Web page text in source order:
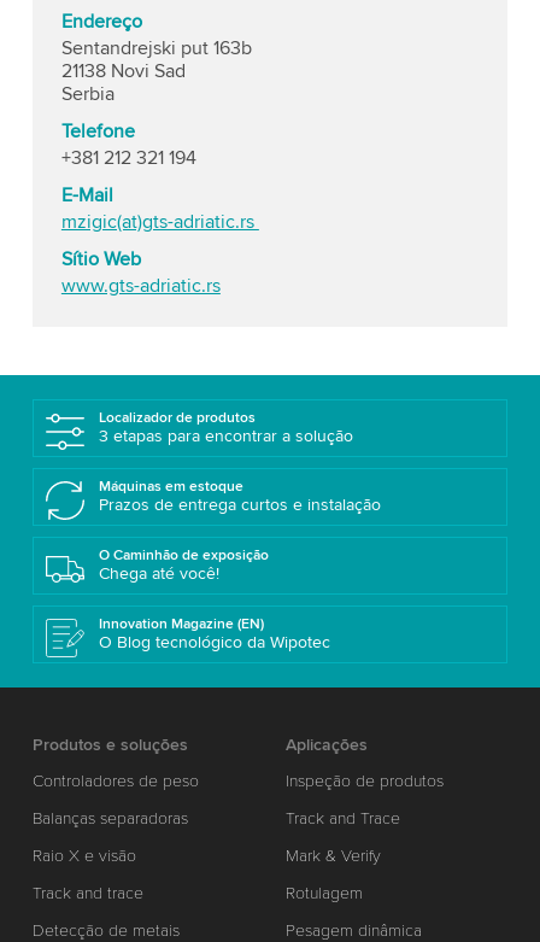
Endereço
Sentandrejski put 163b
21138 Novi Sad
Serbia
Telefone
+381 212 321 194
E-Mail
mzigic(at)gts-adriatic.rs
Sítio Web
www.gts-adriatic.rs
Localizador de produtos
3 etapas para encontrar a solução
Máquinas em estoque
Prazos de entrega curtos e instalação
O Caminhão de exposição
Chega até você!
Innovation Magazine (EN)
O Blog tecnológico da Wipotec
Produtos e soluções
Controladores de peso
Balanças separadoras
Raio X e visão
Track and trace
Detecção de metais
Aplicações
Inspeção de produtos
Track and Trace
Mark & Verify
Rotulagem
Pesagem dinâmica